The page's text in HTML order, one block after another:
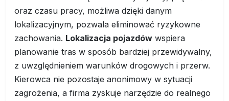
oraz czasu pracy, możliwa dzięki danym
lokalizacyjnym, pozwala eliminować ryzykowne
zachowania. Lokalizacja pojazdów wspiera
planowanie tras w sposób bardziej przewidywalny,
z uwzględnieniem warunków drogowych i przerw.
Kierowca nie pozostaje anonimowy w sytuacji
zagrożenia, a firma zyskuje narzędzie do realnego